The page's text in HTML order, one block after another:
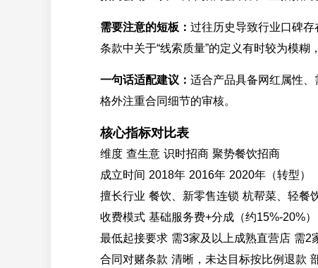
需要注意的短板： 过往历史导致行业口碑
条款中关于“线索质量”的定义有时较为模糊
一句话适配建议： 适合产品具备网红属性
格外注重合同细节的审核。
核心指标对比表
维度 查生意 识时招商 聚势餐饮招商
成立时间 2018年 2016年 2020年（转型）
擅长行业 餐饮、新零售连锁 杭帮菜、轻餐
收费模式 基础服务费+分成（约15%-20%
最低起接要求 需3家及以上成熟直营店 需
合同对赌条款 清晰，未达目标按比例退款